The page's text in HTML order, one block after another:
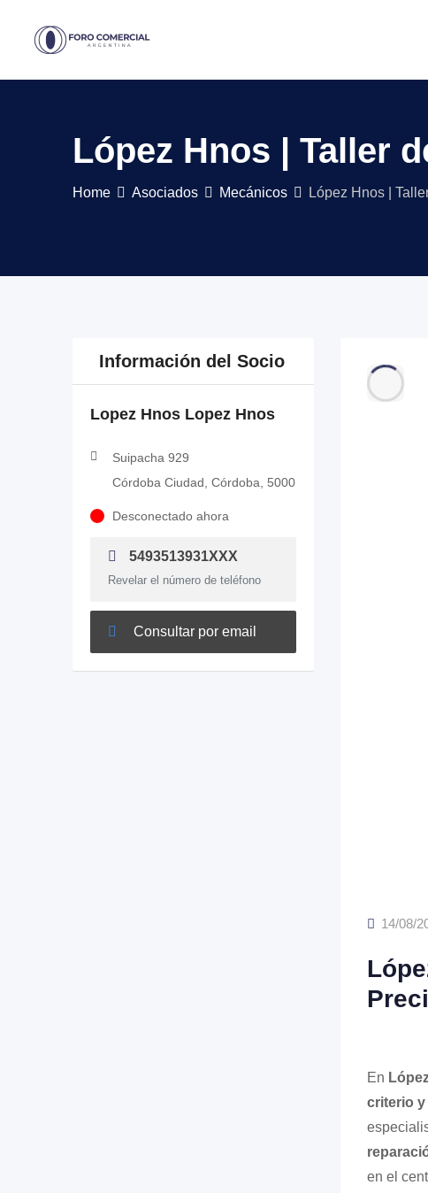
López Hnos | Taller
Home Asociados Mecánicos López Hnos |
Información del Socio
Lopez Hnos Lopez Hnos
Suipacha 929
Córdoba Ciudad, Córdoba, 5000
Desconectado ahora
5493513931XXX
Revelar el número de teléfono
Consultar por email
14/08/
En
criterio
en el